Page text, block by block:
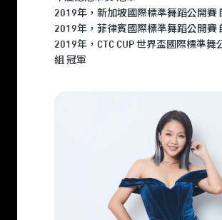
2019年，新加坡國際標準舞蹈公開賽
2019年，菲律賓國際標準舞蹈公開賽
2019年，CTC CUP 世界盃國際標準舞
組 冠軍